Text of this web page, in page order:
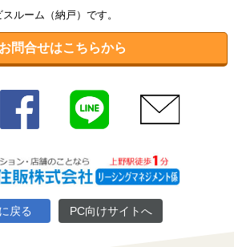
ルーム（納戸）です。
お問合せはこちらから
Facebook
戻る PC向けサイトへ